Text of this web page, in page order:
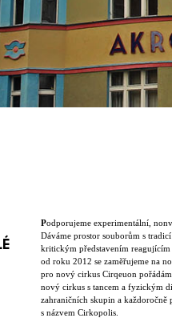
Podporujeme experimentální,
Dáváme prostor souborům s
kritickým představením reagujícím
od roku 2012 se zaměřujeme na
pro nový cirkus Cirqeuon
nový cirkus s tancem a fyzickým
zahraničních skupin a každoročně
s názvem Cirkopolis.